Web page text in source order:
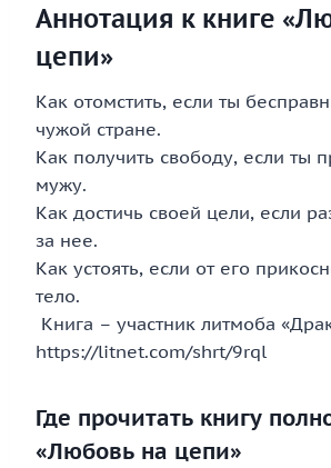
Аннотация к книге
цепи»
Как отомстить, если ты
чужой стране.
Как получить свободу, если ты
мужу.
Как достичь своей цели, если
за нее.
Как устоять, если от его
тело.
Книга – участник литмоба
https://litnet.com/shrt/9rql
Где прочитать книгу
«Любовь на цепи»